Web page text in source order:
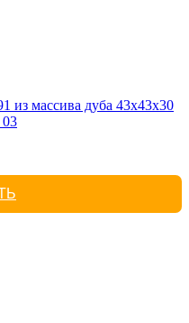
из массива дуба 43х43х30